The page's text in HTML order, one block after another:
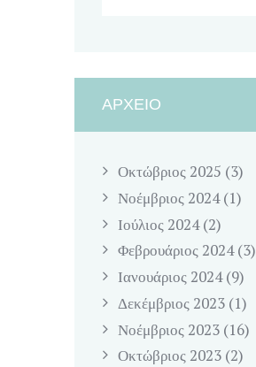
ΑΡΧΕΊΟ
Οκτώβριος 2025 (3)
Νοέμβριος 2024(1)
Ιούλιος 2024(2)
Φεβρουάριος 2024(3)
Ιανουάριος 2024(9)
Δεκέμβριος 2023 (1)
Νοέμβριος 2023 (16)
Οκτώβριος 2023 (2)